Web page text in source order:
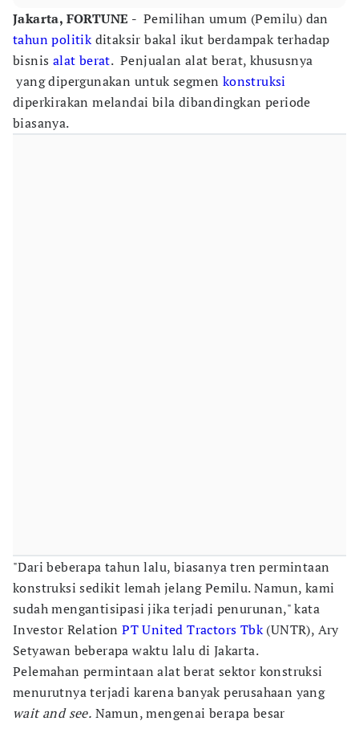
Jakarta, FORTUNE - Pemilihan umum (Pemilu) dan
tahun politikditaksir bakal ikut berdampak terhadap
bisnis alat berat. Penjualan alat berat, khususnya
yang dipergunakan untuk segmen konstruksi
diperkirakan melandai bila dibandingkan periode
biasanya.
"Dari beberapa tahun lalu, biasanya tren permintaan
konstruksi sedikit lemah jelang Pemilu. Namun, kami
sudah mengantisipasi jika terjadi penurunan," kata
Investor RelationPT United Tractors Tbk(UNTR), Ary
Setyawan beberapa waktu lalu di Jakarta.
Pelemahan permintaan alat berat sektor konstruksi
menurutnya terjadi karena banyak perusahaan yang
wait and see. Namun, mengenai berapa besar